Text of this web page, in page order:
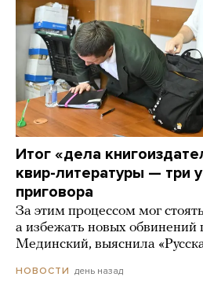
Итог «дела
квир-литературы — три
приговора
За этим процессом мог
а избежать новых
Мединский, выяснила
НОВОСТИ день назад